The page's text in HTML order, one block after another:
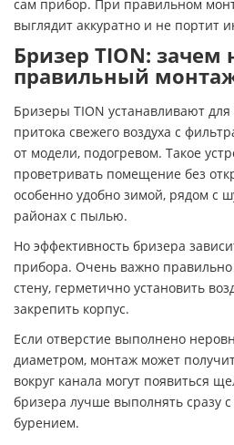
сам прибор. При правильном
выглядит аккуратно и не портит
Бризер TION: зачем
правильный
Бризеры TION устанавливают для
притока свежего воздуха с
от модели, подогревом. Такое
проветривать помещение без
особенно удобно зимой, рядом с
районах с пылью.
Но эффективность бризера
прибора. Очень важно правильно
стену, герметично установить
закрепить корпус.
Если отверстие выполнено
диаметром, монтаж может
вокруг канала могут появиться
бризера лучше выполнять сразу
бурением.